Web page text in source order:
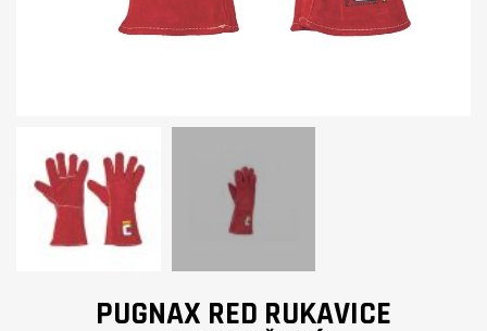
PUGNAX RED RUKAVICE